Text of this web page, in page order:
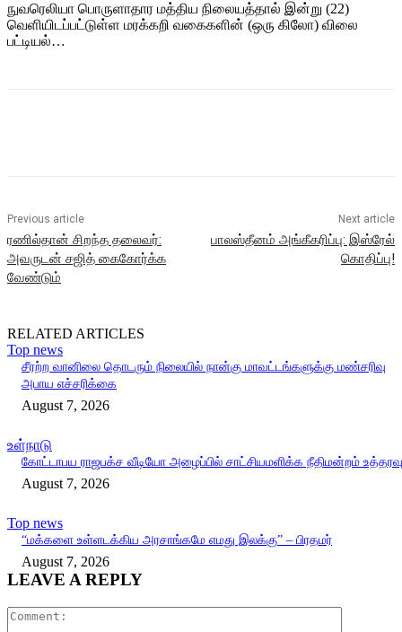
நுவரெலியா பொருளாதார மத்திய நிலையத்தால் இன்று (22)
வெளியிடப்பட்டுள்ள மரக்கறி வகைகளின் (ஒரு கிலோ) விலை
பட்டியல்…
Previous article
ரணில்தான் சிறந்த தலைவர்:
அவருடன் சஜித் கைகோர்க்க
வேண்டும்
Next article
பாலஸ்தீனம் அங்கீகரிப்பு: இஸ்ரேல்
கொதிப்பு!
RELATED ARTICLES
Top news
சீரற்ற வானிலை தொடரும் நிலையில் நான்கு மாவட்டங்களுக்கு மண்சரிவு
அபாய எச்சரிக்கை
August 7, 2026
உள்நாடு
கோட்டாபய ராஜபக்ச வீடியோ அழைப்பில் சாட்சியமளிக்க நீதிமன்றம் உத்தரவு
August 7, 2026
Top news
“மக்களை உள்ளடக்கிய அரசாங்கமே எமது இலக்கு” – பிரதமர்
August 7, 2026
LEAVE A REPLY